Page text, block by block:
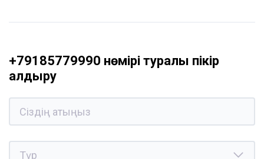
+79185779990 нөмірі туралы пікір
қалдыру